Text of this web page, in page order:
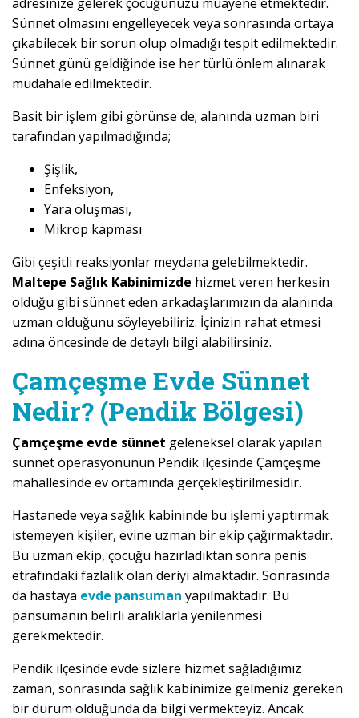
adresinize gelerek çocuğunuzu muayene etmektedir.
Sünnet olmasını engelleyecek veya sonrasında ortaya
çıkabilecek bir sorun olup olmadığı tespit edilmektedir.
Sünnet günü geldiğinde ise her türlü önlem alınarak
müdahale edilmektedir.
Basit bir işlem gibi görünse de; alanında uzman biri
tarafından yapılmadığında;
Şişlik,
Enfeksiyon,
Yara oluşması,
Mikrop kapması
Gibi çeşitli reaksiyonlar meydana gelebilmektedir.
Maltepe Sağlık Kabinimizde hizmet veren herkesin
olduğu gibi sünnet eden arkadaşlarımızın da alanında
uzman olduğunu söyleyebiliriz. İçinizin rahat etmesi
adına öncesinde de detaylı bilgi alabilirsiniz.
Çamçeşme Evde Sünnet
Nedir? (Pendik Bölgesi)
Çamçeşme evde sünnet geleneksel olarak yapılan
sünnet operasyonunun Pendik ilçesinde Çamçeşme
mahallesinde ev ortamında gerçekleştirilmesidir.
Hastanede veya sağlık kabininde bu işlemi yaptırmak
istemeyen kişiler, evine uzman bir ekip çağırmaktadır.
Bu uzman ekip, çocuğu hazırladıktan sonra penis
etrafındaki fazlalık olan deriyi almaktadır. Sonrasında
da hastaya evde pansuman yapılmaktadır. Bu
pansumanın belirli aralıklarla yenilenmesi
gerekmektedir.
Pendik ilçesinde evde sizlere hizmet sağladığımız
zaman, sonrasında sağlık kabinimize gelmeniz gereken
bir durum olduğunda da bilgi vermekteyiz. Ancak